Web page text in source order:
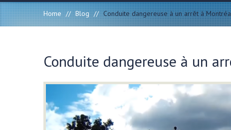
Home // Blog // Conduite dangereuse à un arrêt à
Conduite dangereuse à un